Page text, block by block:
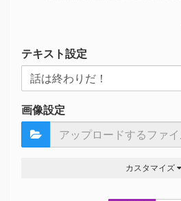
テキスト設定
画像設定
カスタマイズ